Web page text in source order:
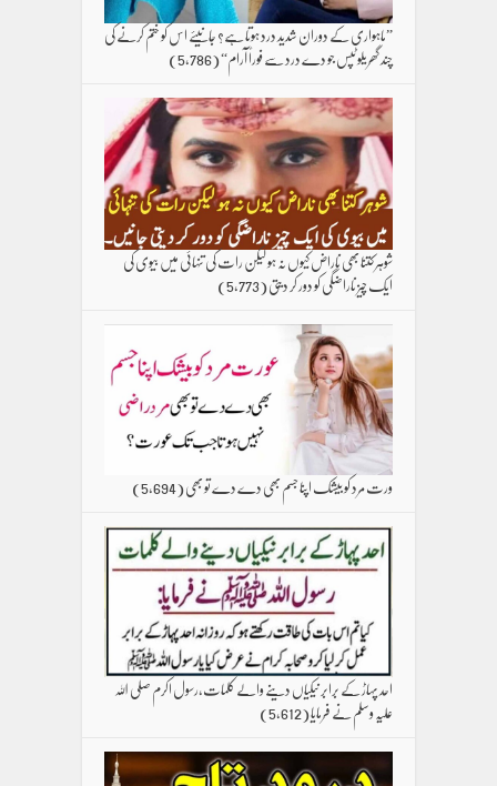
”ماہواری کے دوران شدید درد ہوتا ہے؟ جانیئے اس کو ختم کرنے کی
چند گھریلو ٹپس جو دے درد سے فوراً آرام“(5,786)
شوہر کتنا بھی ناراض کیوں نہ ہو لیکن رات کی تنہائی میں بیوی کی
ایک چیز ناراضگی کو دور کر دیتی(5,773)
ورت مرد کو بیشک اپنا جسم بھی دے دے تو بھی(5,694)
احد پہاڑ کے برابر نیکیاں دینے والے کلمات،رسول اکرم صلی اللہ
علیہ وسلم نے فرمایا(5,612)